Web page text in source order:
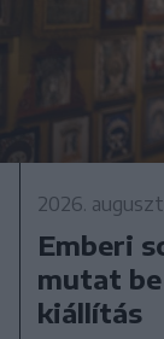
2026.
Emberi
mutat
kiállítás